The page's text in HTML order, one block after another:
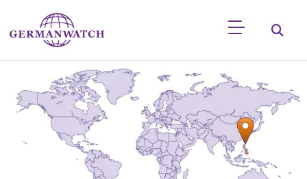
Direkt zum Inhalt
Stichwortsuche